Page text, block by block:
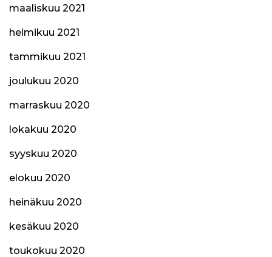
maaliskuu 2021
helmikuu 2021
tammikuu 2021
joulukuu 2020
marraskuu 2020
lokakuu 2020
syyskuu 2020
elokuu 2020
heinäkuu 2020
kesäkuu 2020
toukokuu 2020